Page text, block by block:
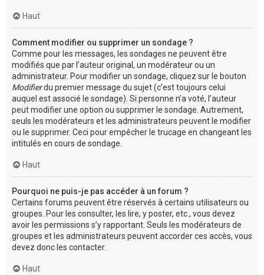
Haut
Comment modifier ou supprimer un sondage ?
Comme pour les messages, les sondages ne peuvent être
modifiés que par l’auteur original, un modérateur ou un
administrateur. Pour modifier un sondage, cliquez sur le bouton
Modifierdu premier message du sujet (c’est toujours celui
auquel est associé le sondage). Si personne n’a voté, l’auteur
peut modifier une option ou supprimer le sondage. Autrement,
seuls les modérateurs et les administrateurs peuvent le modifier
ou le supprimer. Ceci pour empêcher le trucage en changeant les
intitulés en cours de sondage.
Haut
Pourquoi ne puis-je pas accéder à un forum ?
Certains forums peuvent être réservés à certains utilisateurs ou
groupes. Pour les consulter, les lire, y poster, etc., vous devez
avoir les permissions s’y rapportant. Seuls les modérateurs de
groupes et les administrateurs peuvent accorder ces accès, vous
devez donc les contacter.
Haut